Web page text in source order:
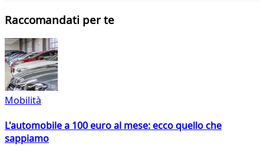
Raccomandati per te
Mobilità
L'automobile a 100 euro al mese: ecco quello che
sappiamo